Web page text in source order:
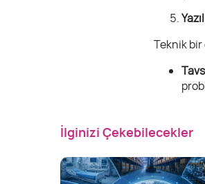
Teknik
İlginizi Çekebilecekler